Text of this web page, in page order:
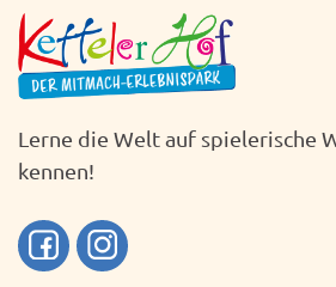
T
E
N
-
A
T
A
L
T
U
N
Lerne die Welt auf spielerische
kennen!